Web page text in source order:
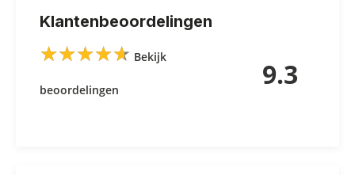
Klantenbeoordelingen
★★★★★
★★★★★ Bekijk
beoordelingen 9.3